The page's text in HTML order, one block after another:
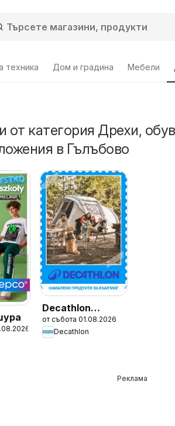
техника Дом и градина Мебели
от категория Дрехи,
в Гълъбово
Decathlon
каталог
от събота 01.08.2026
Decathlon
Реклама